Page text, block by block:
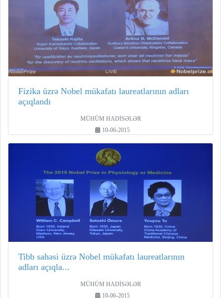
Fizika üzrə Nobel mükafatı laureatlarının adları
açıqlandı
MÜHÜM HADİSƏLƏR
10-06-2015
Tibb sahəsi üzrə Nobel mükafatı laureatlarının
adları açıqla...
MÜHÜM HADİSƏLƏR
10-06-2015